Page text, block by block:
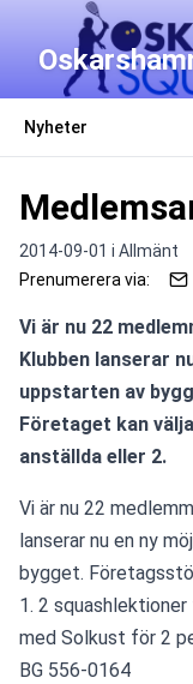
Nyheter
2014-09-01 i Allmänt
Prenumerera via:
Vi är nu 22
Klubben lanserar
uppstarten av
Företaget kan
anställda eller 2.
Vi är nu 22
lanserar nu en ny
bygget.
1. 2
med Solkust för 2
BG 556-0164